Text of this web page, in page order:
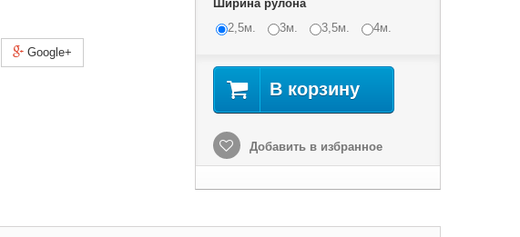
Google+
Ширина рулона
2,5м.
3м. 3,5м. 4м.
В корзину
Добавить в избранное